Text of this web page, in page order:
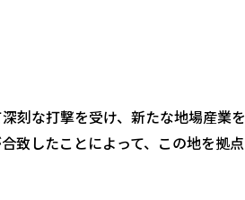
な打撃を受け、新たな地場産業
致したことによって、この地を拠